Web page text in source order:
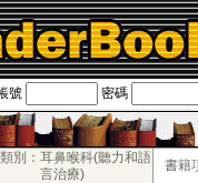
號 密碼
別：耳鼻喉科(聽力和語
言治療)
書籍